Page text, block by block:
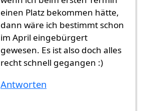
einen Platz bekommen hätte,
dann wäre ich bestimmt schon
im April eingebürgert
gewesen. Es ist also doch alles
recht schnell gegangen :)
Antworten